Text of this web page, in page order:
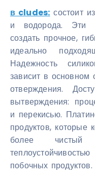
в cludes: состоит
и водорода. Эти
создать прочное,
идеально
Надежность
зависит в основном
отверждения.
вытверждения:
и перекисью.
продуктов, которые
более
побочных продуктов.